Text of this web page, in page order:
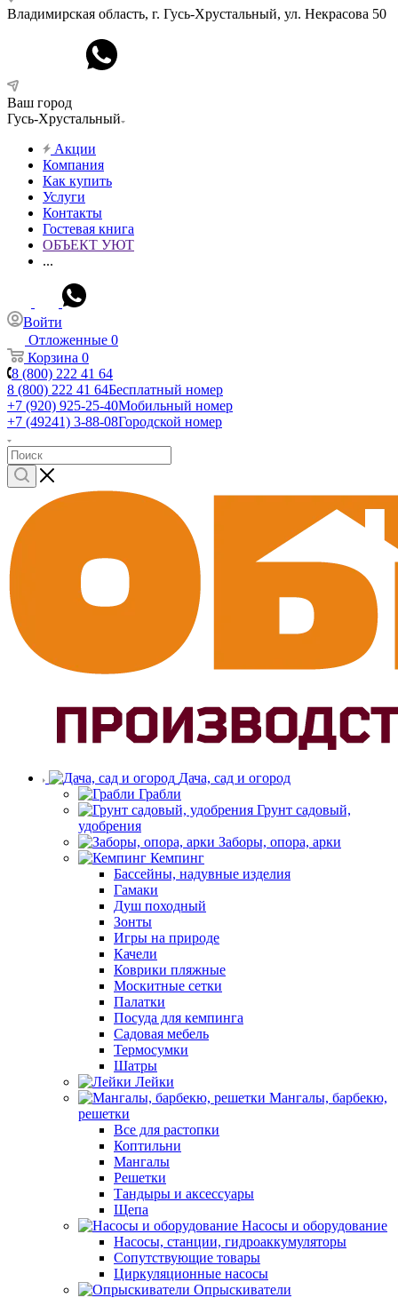
Владимирская область, г. Гусь-Хрустальный, ул. Некрасова 50
Ваш город
Гусь-Хрустальный
Акции
Компания
Как купить
Услуги
Контакты
Гостевая книга
ОБЪЕКТ УЮТ
...
Войти
Отложенные 0
Корзина 0
8 (800) 222 41 64
8 (800) 222 41 64Бесплатный номер
+7 (920) 925-25-40Мобильный номер
+7 (49241) 3-88-08Городской номер
Дача, сад и огород
Грабли
Грунт садовый,
удобрения
Заборы, опора, арки
Кемпинг
Бассейны, надувные изделия
Гамаки
Душ походный
Зонты
Игры на природе
Качели
Коврики пляжные
Москитные сетки
Палатки
Посуда для кемпинга
Садовая мебель
Термосумки
Шатры
Лейки
Мангалы, барбекю,
решетки
Все для растопки
Коптильни
Мангалы
Решетки
Тандыры и аксессуары
Щепа
Насосы и оборудование
Насосы, станции, гидроаккумуляторы
Сопутствующие товары
Циркуляционные насосы
Опрыскиватели